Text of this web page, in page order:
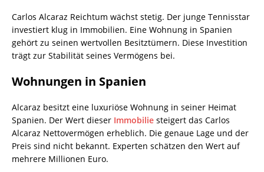
Carlos Alcaraz Reichtum wächst stetig. Der junge Tennisstar
investiert klug in Immobilien. Eine Wohnung in Spanien
gehört zu seinen wertvollen Besitztümern. Diese Investition
trägt zur Stabilität seines Vermögens bei.
Wohnungen in Spanien
Alcaraz besitzt eine luxuriöse Wohnung in seiner Heimat
Spanien. Der Wert dieser Immobilie steigert das Carlos
Alcaraz Nettovermögen erheblich. Die genaue Lage und der
Preis sind nicht bekannt. Experten schätzen den Wert auf
mehrere Millionen Euro.